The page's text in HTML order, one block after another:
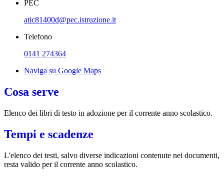
PEC
atic81400d@pec.istruzione.it
Telefono
0141 274364
Naviga su Google Maps
Cosa serve
Elenco dei libri di testo in adozione per il corrente anno scolastico.
Tempi e scadenze
L'elenco dei testi, salvo diverse indicazioni contenute nei documenti,
resta valido per il corrente anno scolastico.